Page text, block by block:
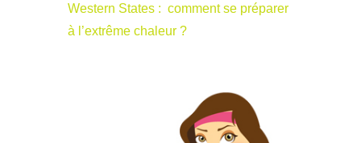
Western States : comment se préparer
à l’extrême chaleur ?